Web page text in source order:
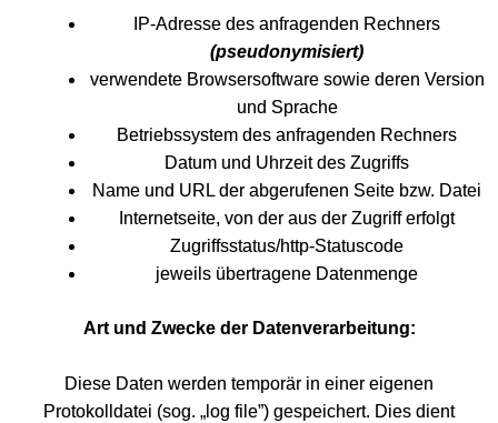
IP-Adresse des anfragenden Rechners
(pseudonymisiert)
verwendete Browsersoftware sowie deren Version
und Sprache
Betriebssystem des anfragenden Rechners
Datum und Uhrzeit des Zugriffs
Name und URL der abgerufenen Seite bzw. Datei
Internetseite, von der aus der Zugriff erfolgt
Zugriffsstatus/http-Statuscode
jeweils übertragene Datenmenge
Art und Zwecke der Datenverarbeitung:
Diese Daten werden temporär in einer eigenen
Protokolldatei (sog. „log file”) gespeichert. Dies dient